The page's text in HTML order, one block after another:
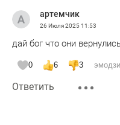
артемчик
26 Июля 202511:53
дай бог что они
0 6 3 эмодзи
Ответить